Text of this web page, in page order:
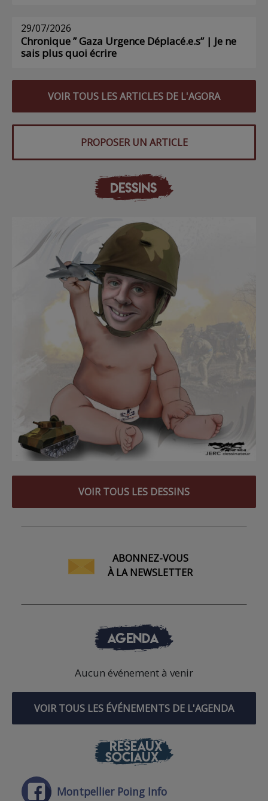
29/07/2026
Chronique ” Gaza Urgence Déplacé.e.s” | Je ne
sais plus quoi écrire
VOIR TOUS LES ARTICLES DE L'AGORA
PROPOSER UN ARTICLE
DESSINS
VOIR TOUS LES DESSINS
ABONNEZ-VOUS
À LA NEWSLETTER
AGENDA
Aucun événement à venir
VOIR TOUS LES ÉVÉNEMENTS DE L'AGENDA
RÉSEAUX
SOCIAUX
Montpellier Poing Info